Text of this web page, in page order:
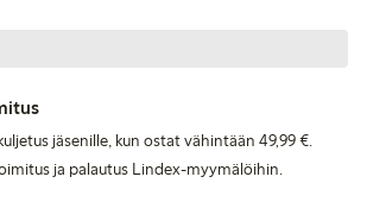
jäsenille, kun ostat vähintään 49,99 €.
ja palautus Lindex-myymälöihin.